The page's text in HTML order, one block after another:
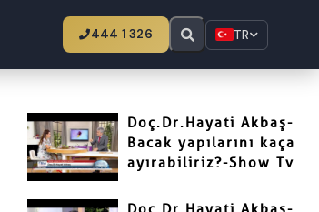
444 1 326 TR
Doç.Dr.Hayati Akbaş-
Bacak yapılarını kaça
ayırabiliriz?-Show Tv